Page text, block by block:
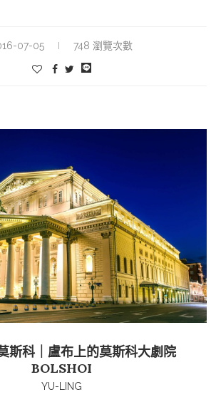
07-05 748 瀏覽次數
斯科｜盧布上的莫斯科大劇院
BOLSHOI
YU-LING